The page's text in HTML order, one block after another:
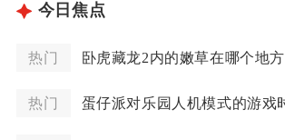
今日焦点
热门 卧虎藏龙2内的嫩草在哪个地方
热门